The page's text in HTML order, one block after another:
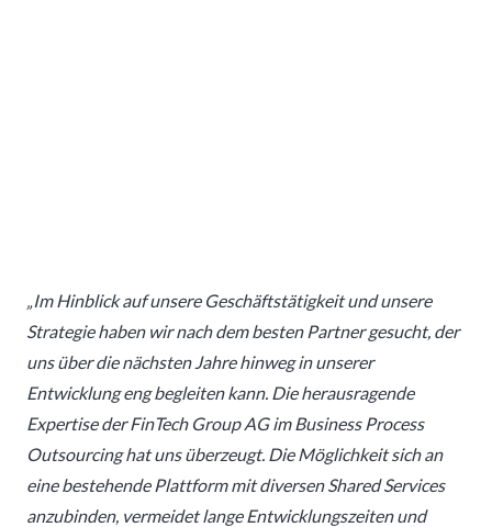
„Im Hinblick auf unsere Geschäftstätigkeit und unsere
Strategie haben wir nach dem besten Partner gesucht, der
uns über die nächsten Jahre hinweg in unserer
Entwicklung eng begleiten kann. Die herausragende
Expertise der FinTech Group AG im Business Process
Outsourcing hat uns überzeugt. Die Möglichkeit sich an
eine bestehende Plattform mit diversen Shared Services
anzubinden, vermeidet lange Entwicklungszeiten und